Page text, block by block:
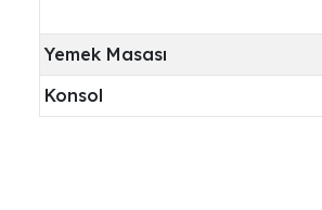
Yemek Masası
Konsol